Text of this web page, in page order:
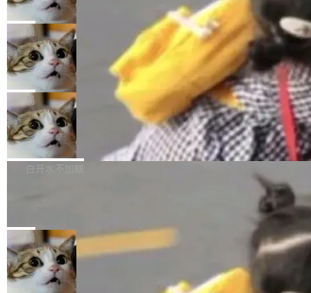
数字电视技术方向的博士生，长期从事视频、音
频技...
超出原定预算 860%。 更令人意外的是，该项目
最终并未成功落地，而高额算力消耗持续运行长
达 5 个月，公司直到财务对账时才察觉异常。这
意味着一个无人看管的 AI 程序，在近半年时间
里日夜不停地"烧钱"。 复盘显示，...
2027 年就能追上美国前沿实验室的水平。 Dela
ngue 把原因归结为一件事：开放协作。中国的
AI 开发者在一个共享和协作的生态里加速迭代，
而美国模型厂商在"闭门造车"。他的原话是 "buil
ding in silos"——各自为战，互不通气。 这个判
断从他嘴里说出来分量不同。Hugging Face 是
全球最大的开源 AI 平台，上面跑着上百万个模
型。谁在开源赛道上领先，...
统，开发者工具必须开源
五年前，David Crawshaw 问过很多软件工程师
一个问题：你写过什么给自己用的程序？答案几
乎都是没有。工程师们整天用别人写的程序写程
序给别人用。偶尔有人自己写个博客系统、智能
家居控制、家庭实验室，都算稀奇事。 Crawsh
aw 是 Shelley 的作者，一个开源 AI coding age
nt。他最近在博客上写了一篇文章，核心论点很
简单：开发者工具必须开源。 理由不是传统的自
由软件情怀，而是一个跟 AI agent 直接相关的
技术判断。 两行 prompt 就能个性化任何软件 C
局
DeepSeek Harness 宣布内测邀请，全
网最大规模开源 Agent 路演现场诞生
一条内测招募帖，发出去的时候大概没人想到它
会变成一场开源 Agent 生态的路演。 8月1日，
DeepSeek Harness 团队负责人崔添翼（tiany
i）在 X 上发帖： 「如果你是 Agent Harness 相
关开源项目的开发者，希望参加 DeepSeek Har
ness 的内测，可以回复或私信联系我。请附上
Harness 负责把能力落到真实环境中——调用工
具、读写文件、管理上下文、处理错误、完成闭
环。崔添翼招人的标...
局
商汤 SenseNova U1.5-Lite-Preview
开源
商汤科技宣布面向社区开源轻量级统一多模态模
型的预览版本 SenseNova U1.5-Lite-Preview。
理解、推理、生成与编辑，还仅以 8B-MoT 的轻
量大小，将能力推进到4K、更精细的真实质感、
更复杂的视觉控制和可持续迭代编辑。 相比 U
1，U1.5-Lite-Preview 在以下方向上带来了显著
白开水不加糖
nap。这次是 hwctl——一个用来检查 Ubuntu
硬件认证状态的命令行工具。 Canonical 工程师
Alan Griffiths 在邮件列表中说得很直白：「hwc
tl 是一个 Ubuntu 专有的包，它和它的依赖项都
局
Dario Amodei 担心新人来 Anthropic
只为金钱，不为使命
顶级 AI 研究员在两家公司之间来回跳，中间只